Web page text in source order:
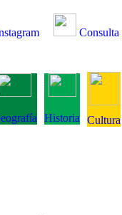
Consulta
Historia Cultura